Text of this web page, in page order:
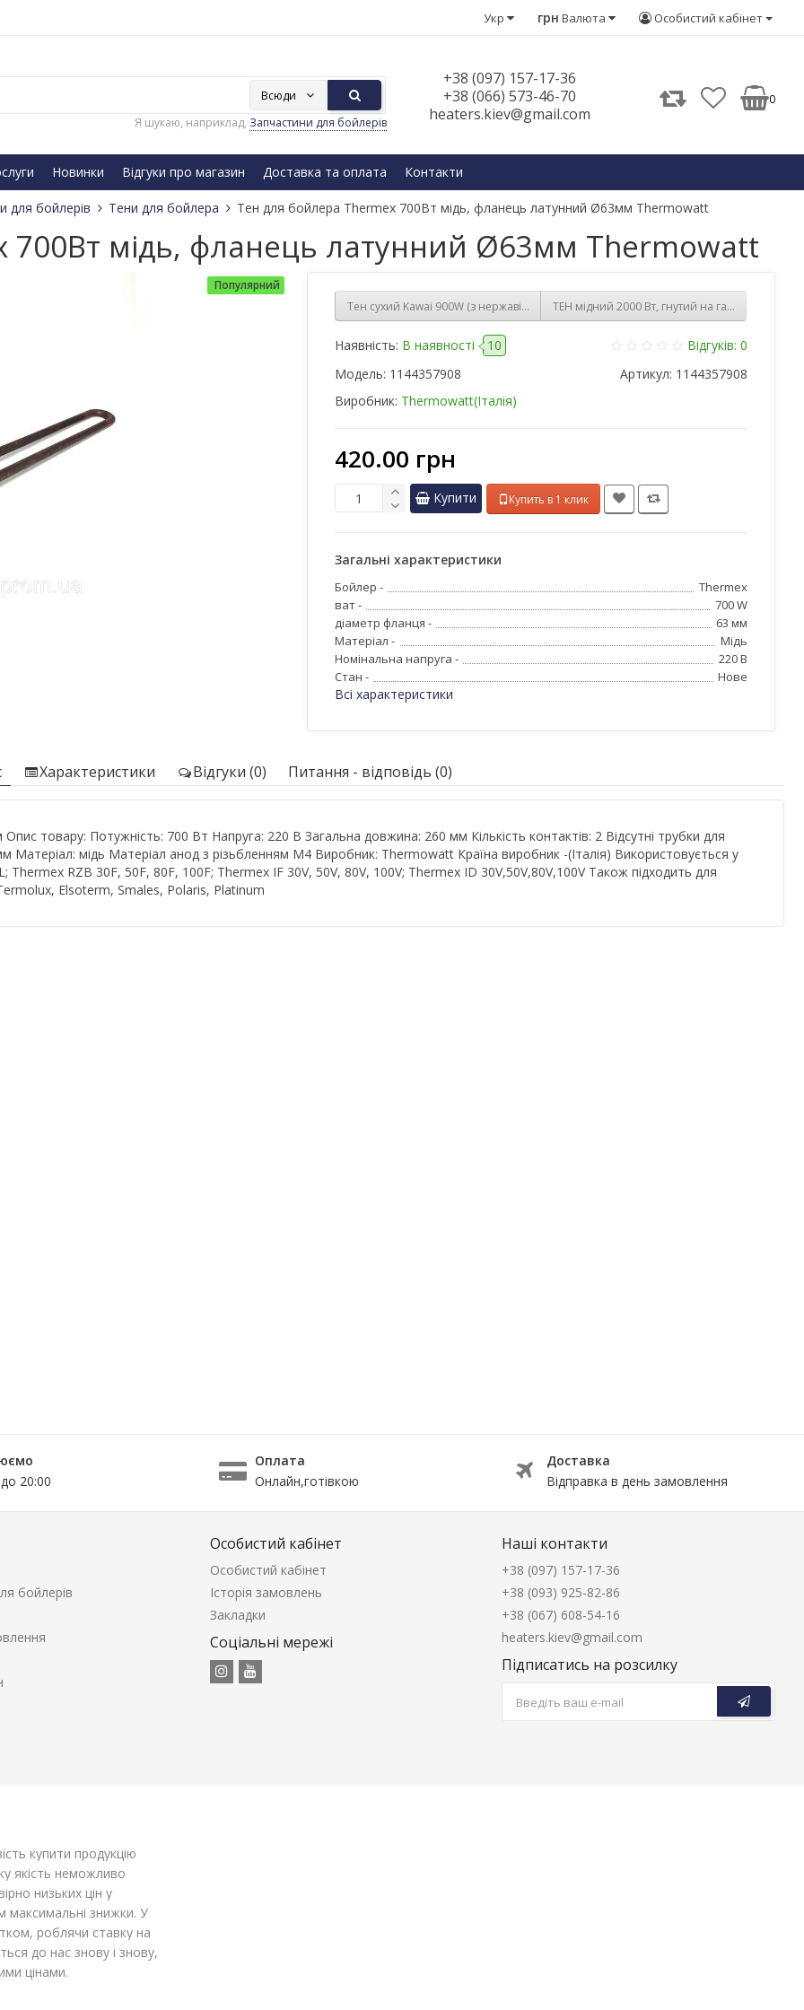
Особистий кабінет
грн Валюта
Укр
+38 (097) 157-17-36
+38 (066) 573-46-70
heaters.kiev@gmail.com
Всюди
Я шукаю, наприклад, Запчастини для бойлерів
0
Новинки Відгуки про магазин Доставка та оплата Контакти
для бойлерів Тени для бойлера Тен для бойлера Thermex 700Вт мідь, фланець латунний Ø63мм Thermowatt
700Вт мідь, фланець латунний Ø63мм Thermowatt
Популярний
Тен сухий Kawai 900W (з нержавіючої сталі) для бойлерів Gorenje, Electrolux, Termal,
ТЕН мідний 2000 Вт, гнутий на гайці G 1¼ (42
Наявність: В наявності 10
Відгуків: 0
Модель: 1144357908 Артикул: 1144357908
Виробник: Thermowatt(Італія)
420.00 грн
Купити Купить в 1 клик
Загальні характеристики
Бойлер -
Thermex
ват -
700 W
діаметр фланця -
63 мм
Матеріал -
Мідь
Номінальна напруга -
220 В
Стан -
Нове
Всі характеристики
Характеристики Відгуки (0) Питання - відповідь (0)
товару: Потужність: 700 Вт Напруга: 220 В Загальна довжина: 260 мм Кількість контактів: 2 Відсутні трубки для
Матеріал: мідь Матеріал анод з різьбленням М4 Виробник: Thermowatt Країна виробник -(Італія) Використовується у
RZB 30F, 50F, 80F, 100F; Thermex IF 30V, 50V, 80V, 100V; Thermex ID 30V,50V,80V,100V Також підходить для
Elsoterm, Smales, Polaris, Platinum
20:00
Оплата
Онлайн,готівкою
Доставка
Відправка в день замовлення
бойлерів
Особистий кабінет
Особистий кабінет
Історія замовлень
Закладки
Соціальні мережі
Наші контакти
+38 (097) 157-17-36
+38 (093) 925-82-86
+38 (067) 608-54-16
heaters.kiev@gmail.com
Підписатись на розсилку
купити продукцію
якість неможливо
низьких цін у
максимальні знижки. У
роблячи ставку на
до нас знову і знову,
цінами.